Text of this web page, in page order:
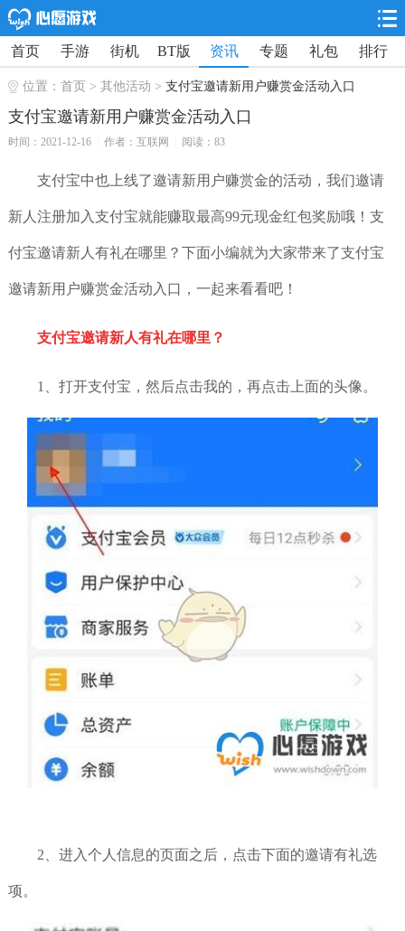
首页 手游 街机 BT版 资讯 专题 礼包 排行
位置： 首页 > 其他活动 > 支付宝邀请新用户赚赏金活动入口
支付宝邀请新用户赚赏金活动入口
时间：2021-12-16 作者：互联网 阅读：83
支付宝中也上线了邀请新用户赚赏金的活动，我们邀请
新人注册加入支付宝就能赚取最高99元现金红包奖励哦！支
付宝邀请新人有礼在哪里？下面小编就为大家带来了支付宝
邀请新用户赚赏金活动入口，一起来看看吧！
支付宝邀请新人有礼在哪里？
1、打开支付宝，然后点击我的，再点击上面的头像。
2、进入个人信息的页面之后，点击下面的邀请有礼选
项。